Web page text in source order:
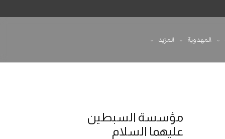
المهدوية المزيد
مؤسسة السبطين
عليهما السلام